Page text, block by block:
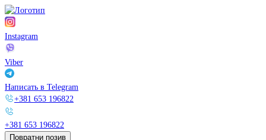
Instagram
Viber
Написать в Telegram
+381 653 196822
+381 653 196822
Повратни позив